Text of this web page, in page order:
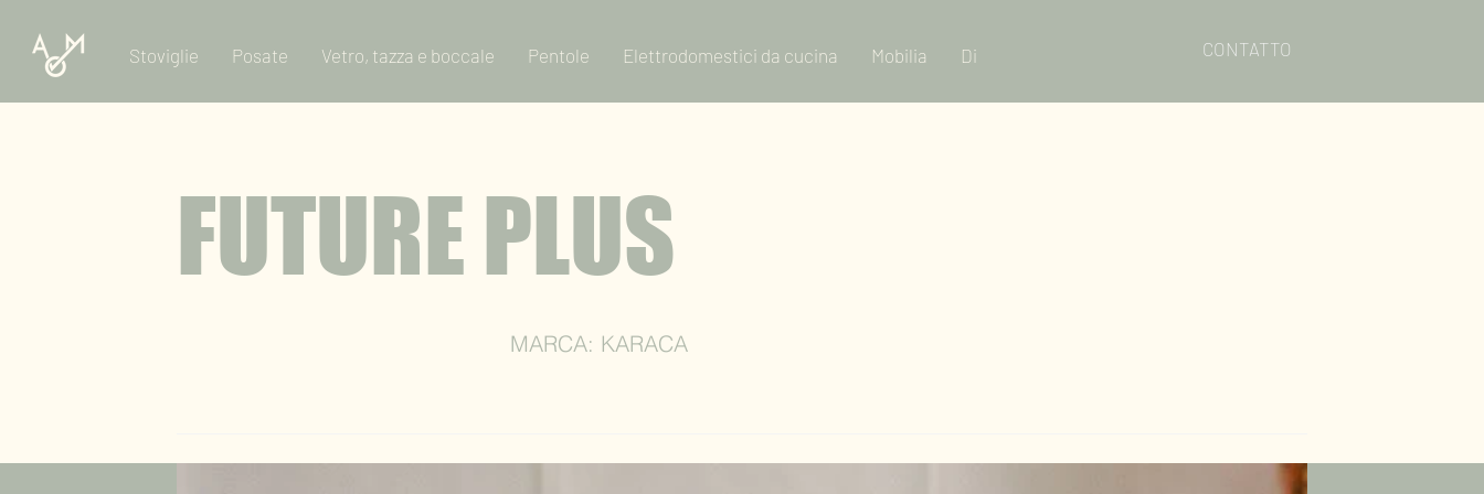
Stoviglie Posate Vetro, tazza e boccale Pentole Elettrodomestici da cucina Mobilia Di CONTATTO
FUTURE PLUS
MARCA: KARACA